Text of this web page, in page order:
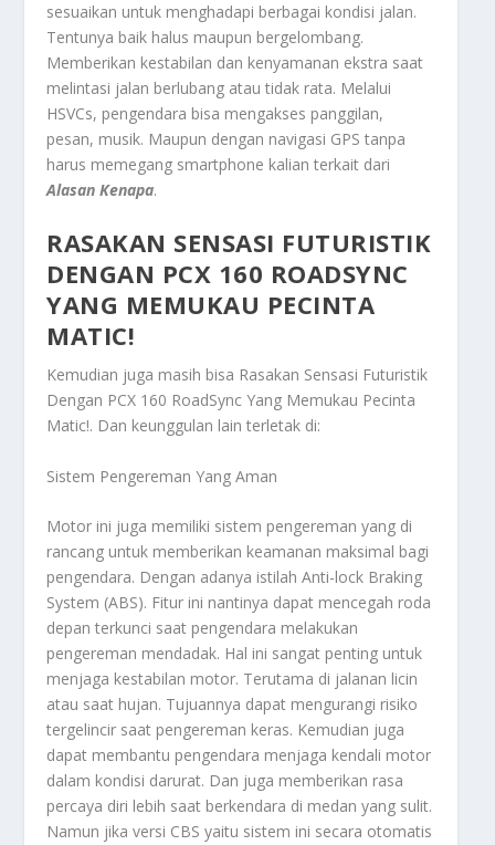
sesuaikan untuk menghadapi berbagai kondisi jalan.
Tentunya baik halus maupun bergelombang.
Memberikan kestabilan dan kenyamanan ekstra saat
melintasi jalan berlubang atau tidak rata. Melalui
HSVCs, pengendara bisa mengakses panggilan,
pesan, musik. Maupun dengan navigasi GPS tanpa
harus memegang smartphone kalian terkait dari
Alasan Kenapa.
RASAKAN SENSASI FUTURISTIK
DENGAN PCX 160 ROADSYNC
YANG MEMUKAU PECINTA
MATIC!
Kemudian juga masih bisa Rasakan Sensasi Futuristik
Dengan PCX 160 RoadSync Yang Memukau Pecinta
Matic!. Dan keunggulan lain terletak di:
Sistem Pengereman Yang Aman
Motor ini juga memiliki sistem pengereman yang di
rancang untuk memberikan keamanan maksimal bagi
pengendara. Dengan adanya istilah Anti-lock Braking
System (ABS). Fitur ini nantinya dapat mencegah roda
depan terkunci saat pengendara melakukan
pengereman mendadak. Hal ini sangat penting untuk
menjaga kestabilan motor. Terutama di jalanan licin
atau saat hujan. Tujuannya dapat mengurangi risiko
tergelincir saat pengereman keras. Kemudian juga
dapat membantu pengendara menjaga kendali motor
dalam kondisi darurat. Dan juga memberikan rasa
percaya diri lebih saat berkendara di medan yang sulit.
Namun jika versi CBS yaitu sistem ini secara otomatis